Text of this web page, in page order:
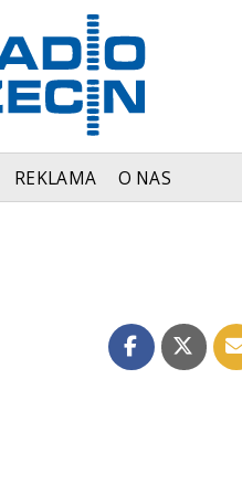
REKLAMA O NAS